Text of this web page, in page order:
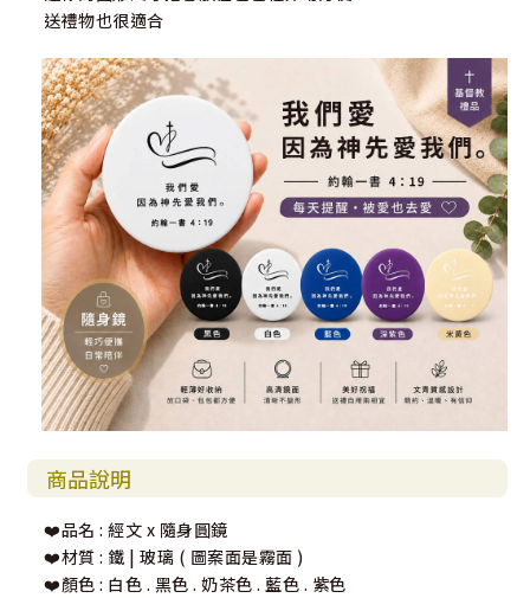
送禮物也很適合
商品說明
❤️品名 : 經文 x 隨身圓鏡
❤️材質 : 鐵 | 玻璃 ( 圖案面是霧面 )
❤️顏色 : 白色 . 黑色 . 奶茶色 . 藍色 . 紫色